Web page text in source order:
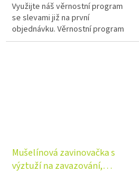
Využijte náš věrnostní program
se slevami již na první
objednávku. Věrnostní program
Mušelínová zavinovačka s
výztuží na zavazování,